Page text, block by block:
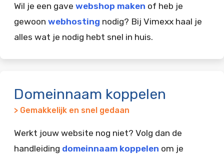
Wil je een gave webshop maken of heb je
gewoon webhosting nodig? Bij Vimexx haal je
alles wat je nodig hebt snel in huis.
Domeinnaam koppelen
> Gemakkelijk en snel gedaan
Werkt jouw website nog niet? Volg dan de
handleiding domeinnaam koppelen om je